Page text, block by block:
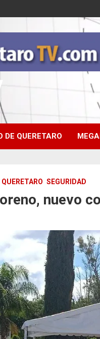
DE QUERETARO
SEGURIDAD
nuevo